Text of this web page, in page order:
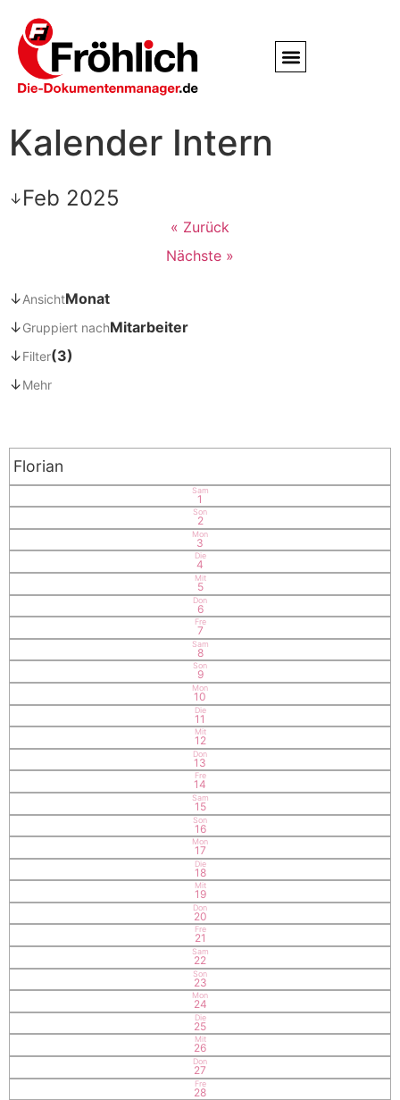
Kalender Intern
↓ Feb 2025
« Zurück
Nächste »
↓AnsichtMonat
↓Gruppiert nachMitarbeiter
↓Filter(3)
↓Mehr
Florian
Sam
1
Son
2
Mon
3
Die
4
Mit
5
Don
6
Fre
7
Sam
8
Son
9
Mon
10
Die
11
Mit
12
Don
13
Fre
14
Sam
15
Son
16
Mon
17
Die
18
Mit
19
Don
20
Fre
21
Sam
22
Son
23
Mon
24
Die
25
Mit
26
Don
27
Fre
28